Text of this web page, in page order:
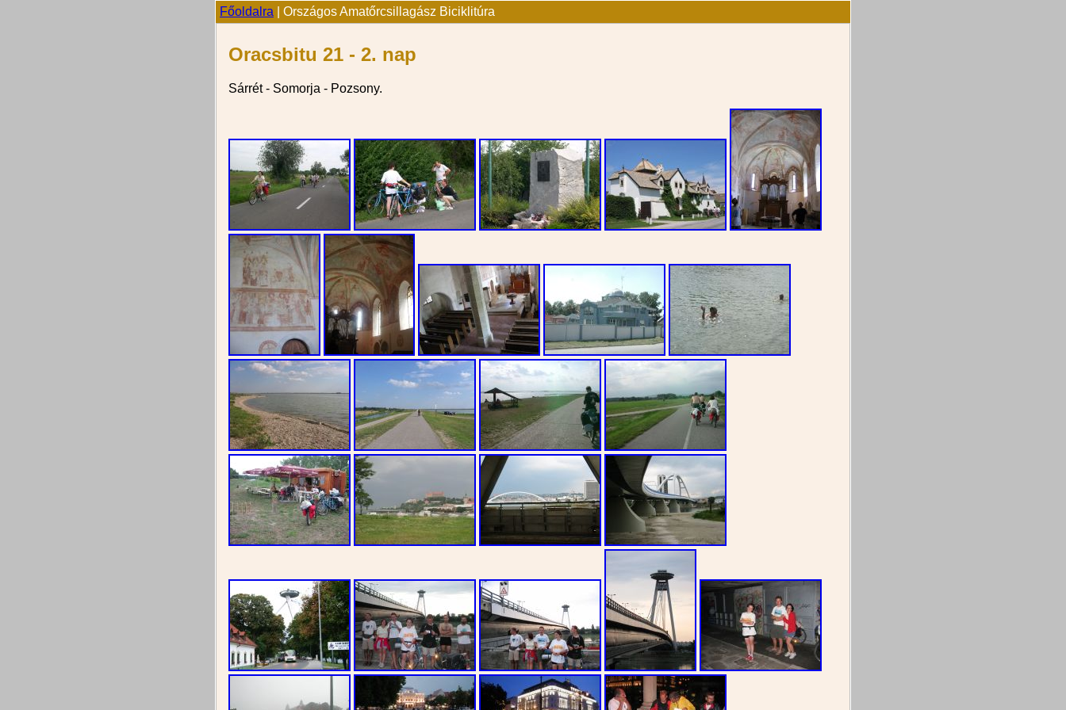
Főoldalra | Országos Amatőrcsillagász Biciklitúra
Oracsbitu 21 - 2. nap
Sárrét - Somorja - Pozsony.